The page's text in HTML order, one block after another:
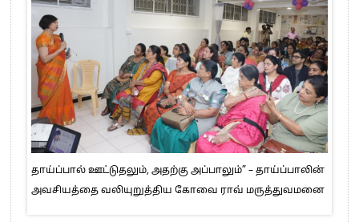
தாய்ப்பால் ஊட்டுதலும், அதற்கு அப்பாலும்” – தாய்ப்பாலின்
அவசியத்தை வலியுறுத்திய கோவை ராவ் மருத்துவமனை